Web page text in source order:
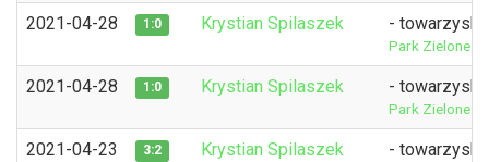
2021-04-28 1:0 Krystian Spilaszek - towarzyski
Park Zielone
2021-04-28 1:0 Krystian Spilaszek - towarzyski
Park Zielone
2021-04-23 3:2 Krystian Spilaszek - towarzyski